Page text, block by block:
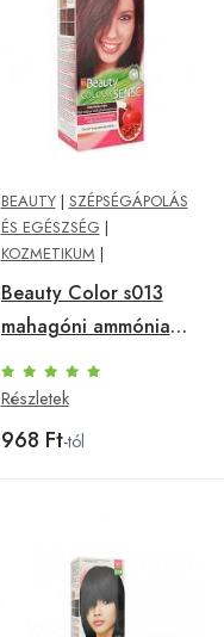
BEAUTY| SZÉPSÉGÁPOLÁS
ÉS EGÉSZSÉG |
KOZMETIKUM |
Beauty Color s013
mahagóni ammónia
ment.növ.hajfesték
Részletek
968 Ft-tól